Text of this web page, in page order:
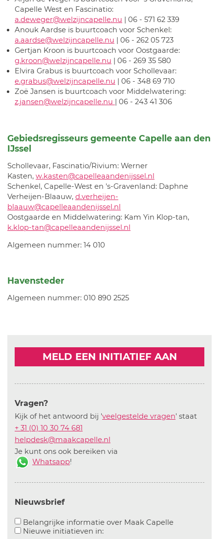
Capelle West en Fascinatio:
a.deweger@welzijncapelle.nu | 06 - 571 62 339
Anouk Aardse is buurtcoach voor Schenkel:
a.aardse@welzijncapelle.nu | 06 - 262 05 723
Gertjan Kroon is buurtcoach voor Oostgaarde:
g.kroon@welzijncapelle.nu | 06 - 269 35 580
Elvira Grabus is buurtcoach voor Schollevaar:
e.grabus@welzijncapelle.nu | 06 - 348 69 710
Zoë Jansen is buurtcoach voor Middelwatering:
z.jansen@welzijncapelle.nu | 06 - 243 41 306
Gebiedsregisseurs gemeente Capelle aan den
IJssel
Schollevaar, Fascinatio/Rivium: Werner
Kasten, w.kasten@capelleaandenijssel.nl
Schenkel, Capelle-West en 's-Gravenland: Daphne
Verheijen-Blaauw, d.verheijen-
blaauw@capelleaandenijssel.nl
Oostgaarde en Middelwatering: Kam Yin Klop-tan,
k.klop-tan@capelleaandenijssel.nl
Algemeen nummer: 14 010
Havensteder
Algemeen nummer: 010 890 2525
MELD EEN INITIATIEF AAN
Vragen?
Kijk of het antwoord bij 'veelgestelde vragen' staat
+ 31 (0) 10 30 74 681
helpdesk@maakcapelle.nl
Je kunt ons ook bereiken via
Whatsapp!
Nieuwsbrief
Belangrijke informatie over Maak CapelleAanvinken
Nieuwe initiatieven in:Aanvinken om informatie over